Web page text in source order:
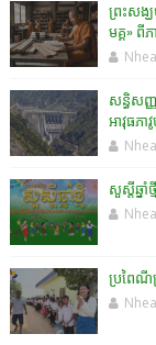
ព្រះសង្
មគ្គ» ពី
សន្ធិសញ្
អាវុធភ
សួស្តីឆ្ន
ប្រពៃណី